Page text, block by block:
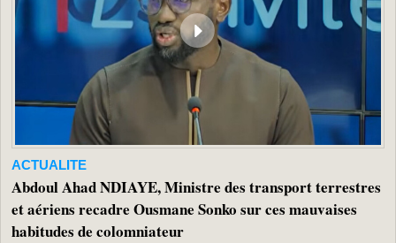
ACTUALITE
Abdoul Ahad NDIAYE, Ministre des transport terrestres
et aériens recadre Ousmane Sonko sur ces mauvaises
habitudes de colomniateur